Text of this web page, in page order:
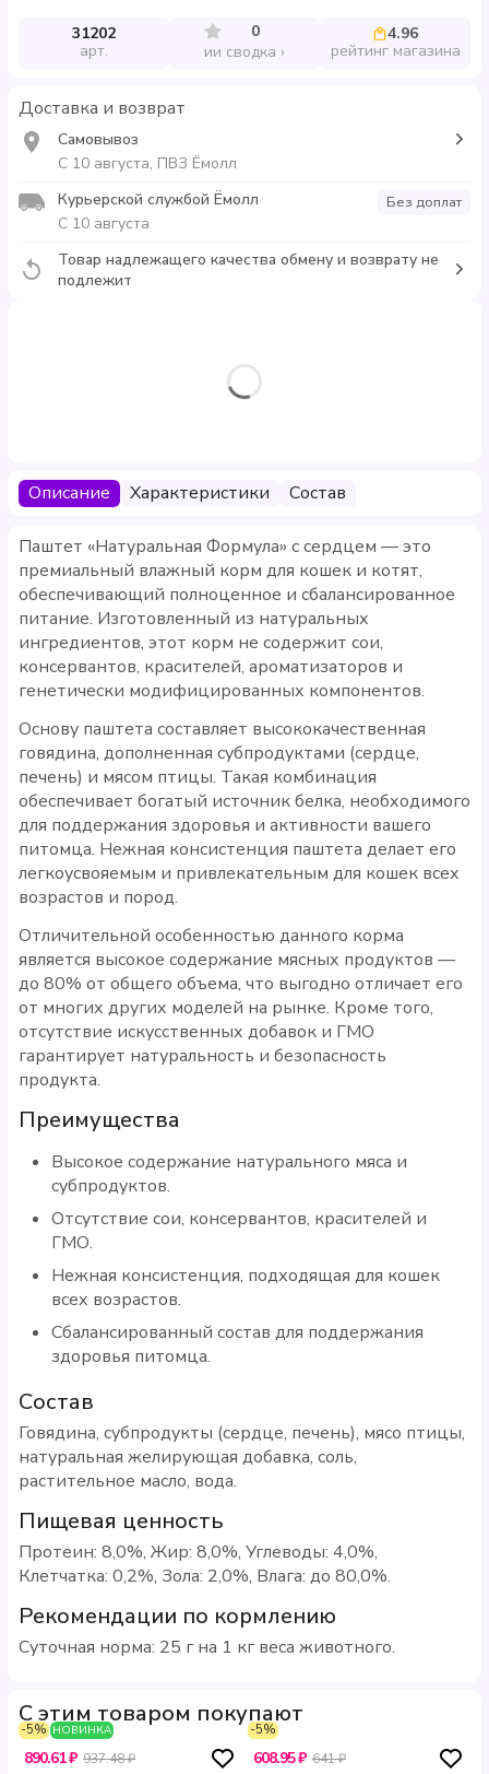
31202
арт.
0
ии сводка
4.96
рейтинг магазина
Доставка и возврат
Самовывоз
С 10 августа, ПВЗ Ёмолл
Курьерской службой Ёмолл
С 10 августа
Без доплат
Товар надлежащего качества обмену и возврату не
подлежит
Описание Характеристики Состав
Паштет «Натуральная Формула» с сердцем — это
премиальный влажный корм для кошек и котят,
обеспечивающий полноценное и сбалансированное
питание. Изготовленный из натуральных
ингредиентов, этот корм не содержит сои,
консервантов, красителей, ароматизаторов и
генетически модифицированных компонентов.
Основу паштета составляет высококачественная
говядина, дополненная субпродуктами (сердце,
печень) и мясом птицы. Такая комбинация
обеспечивает богатый источник белка, необходимого
для поддержания здоровья и активности вашего
питомца. Нежная консистенция паштета делает его
легкоусвояемым и привлекательным для кошек всех
возрастов и пород.
Отличительной особенностью данного корма
является высокое содержание мясных продуктов —
до 80% от общего объема, что выгодно отличает его
от многих других моделей на рынке. Кроме того,
отсутствие искусственных добавок и ГМО
гарантирует натуральность и безопасность
продукта.
Преимущества
Высокое содержание натурального мяса и
субпродуктов.
Отсутствие сои, консервантов, красителей и
ГМО.
Нежная консистенция, подходящая для кошек
всех возрастов.
Сбалансированный состав для поддержания
здоровья питомца.
Состав
Говядина, субпродукты (сердце, печень), мясо птицы,
натуральная желирующая добавка, соль,
растительное масло, вода.
Пищевая ценность
Протеин: 8,0%, Жир: 8,0%, Углеводы: 4,0%,
Клетчатка: 0,2%, Зола: 2,0%, Влага: до 80,0%.
Рекомендации по кормлению
Суточная норма: 25 г на 1 кг веса животного.
С этим товаром покупают
НОВИНКА
-5%
890.61 ₽ 937.48 ₽
-5%
608.95 ₽ 641 ₽